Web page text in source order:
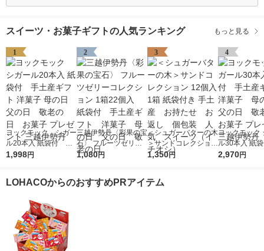
スイーツ・お菓子ギフトの人気ランキング もっと見る
1
ヨックモック シガー
ル20本入 紙袋付 手
土産ギフト 洋菓子 母
ト 三越伊勢丹
1,998円
2
三越伊勢丹〈彩果の宝
石〉 フルーツゼリー
コレクション 1箱22個
日 父の日 敬老の日
1,080円
3
＜シュガーバターの木
＞サンドコレクション
12個入 1箱 紙袋付き
スイーツ（イチオシ）
1,350円
4
ヨックモック
ル30本入 紙
土産ギフト
2,970円
LOHACOからのおすすめPRアイテム